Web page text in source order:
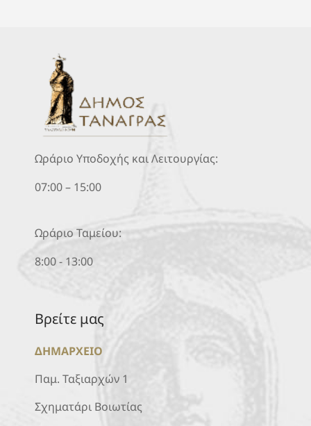
Ωράριο Υποδοχής και Λειτουργίας:
07:00 – 15:00
Ωράριο Ταμείου:
8:00 - 13:00
Βρείτε μας
ΔΗΜΑΡΧΕΙΟ
Παμ. Ταξιαρχών 1
Σχηματάρι Βοιωτίας